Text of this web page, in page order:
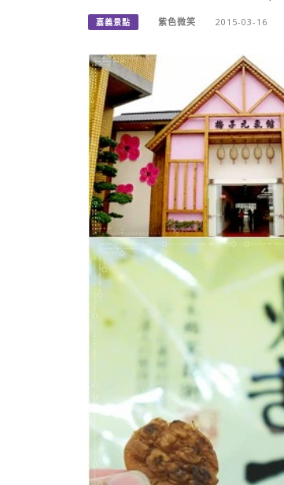
嘉義景點 紫色微笑 2015-03-16